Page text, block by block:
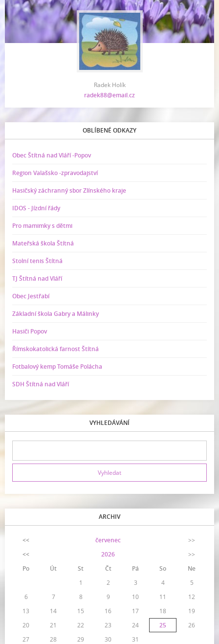
Radek Holík
radek88@email.cz
OBLÍBENÉ ODKAZY
Obec Štítná nad Vláří -Popov
Region Valašsko -zpravodajství
Hasičský záchranný sbor Zlínského kraje
IDOS - Jízdní řády
Pro mamimky s dětmi
Mateřská škola Štítná
Stolní tenis Štítná
TJ Štítná nad Vláří
Obec Jestřabí
Základní škola Gabry a Málinky
Hasiči Popov
Římskokatolická farnost Štítná
Fotbalový kemp Tomáše Polácha
SDH Štítná nad Vláří
VYHLEDÁVÁNÍ
ARCHIV
<< červenec
>>
<<
2026
>>
Po
Út St Čt Pá So
Ne
1
2 3 4
5
6
7 8 9 10 11
12
13
14 15 16 17 18
19
20
21 22 23 24 25
26
27
28 29 30 31